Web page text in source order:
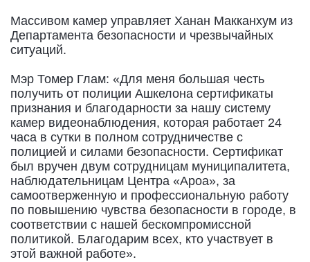
Массивом камер управляет Ханан Макканхум из
Департамента безопасности и чрезвычайных
ситуаций.
Мэр Томер Глам: «Для меня большая честь
получить от полиции Ашкелона сертификаты
признания и благодарности за нашу систему
камер видеонаблюдения, которая работает 24
часа в сутки в полном сотрудничестве с
полицией и силами безопасности. Сертификат
был вручен двум сотрудницам муниципалитета,
наблюдательницам Центра «Ароа», за
самоотверженную и профессиональную работу
по повышению чувства безопасности в городе, в
соответствии с нашей бескомпромиссной
политикой. Благодарим всех, кто участвует в
этой важной работе».